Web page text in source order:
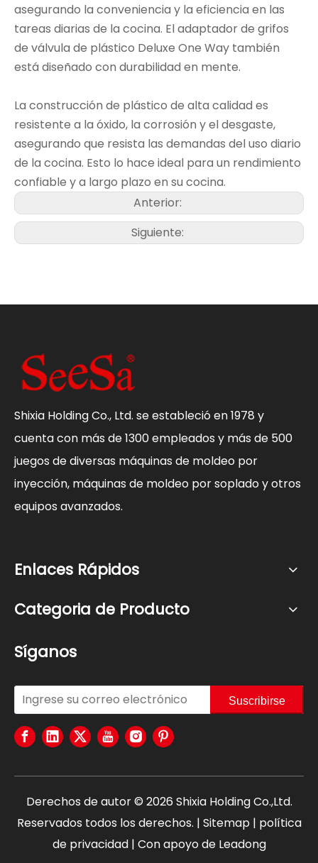
asegurando la conveniencia y la eficiencia en las
tareas diarias de la cocina. El adaptador de grifos
de válvula de plástico Deluxe One Way también
está diseñado con durabilidad en mente.
La construcción de plástico de alta calidad es
resistente a la óxido, la corrosión y el desgaste,
asegurando que resista las demandas del uso diario
de la cocina. Esto lo hace ideal para un rendimiento
confiable y a largo plazo en su cocina.
Anterior:
Siguiente:
Shixia Holding Co., Ltd. se estableció en 1978 y
cuenta con más de 1300 empleados y más de 500
juegos de diversas máquinas de moldeo por
inyección, máquinas de moldeo por soplado y otros
equipos avanzados.
Enlaces Rápidos
Categoria de Producto
Síganos
Suscribirse
Derechos de autor © 2026 Shixia Holding Co.,Ltd.
Reservados todos los derechos. | Sitemap| política
de privacidad| Con apoyo de Leadong